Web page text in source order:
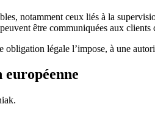
notamment ceux liés à la
être communiquées aux
obligation légale l’impose, à une